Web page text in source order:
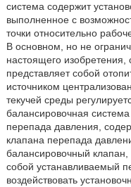
система содержит
выполненное с
точки относительно
В основном, но не
настоящего изобретения,
представляет собой
источником
текучей среды
балансировочная
перепада давления,
клапана перепада
балансировочный клапан,
собой устанавливаемый
воздействовать